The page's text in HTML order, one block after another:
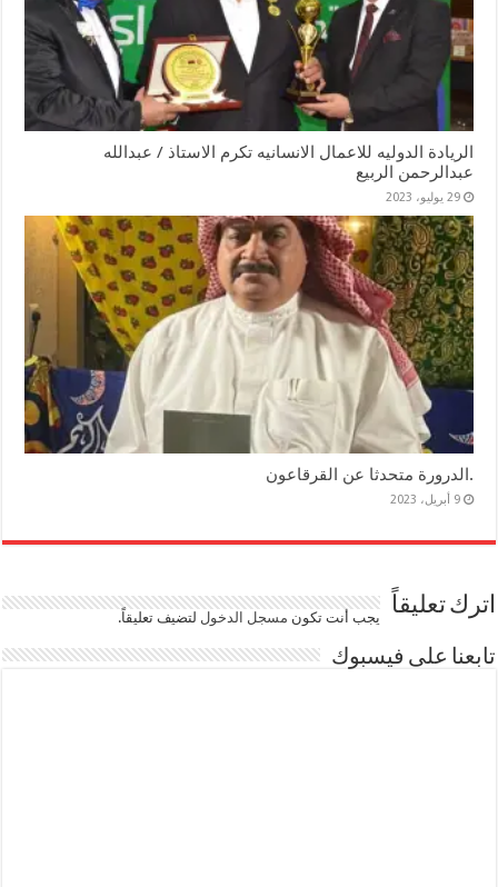
الريادة الدوليه للاعمال الانسانيه تكرم الاستاذ / عبدالله
عبدالرحمن الربيع
29 يوليو، 2023
.الدرورة متحدثا عن القرقاعون
9 أبريل، 2023
اترك تعليقاً يجب أنت تكون مسجل الدخوللتضيف تعليقاً.
تابعنا على فيسبوك